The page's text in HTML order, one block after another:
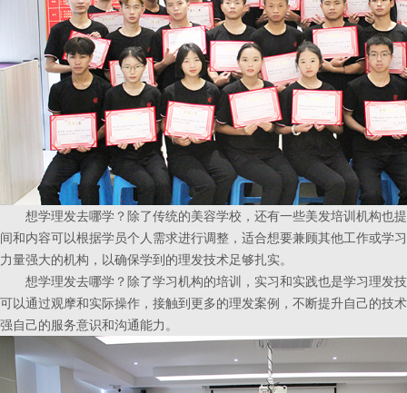
想学理发去哪学？除了传统的美容学校，还有一些美发培训机构也
间和内容可以根据学员个人需求进行调整，适合想要兼顾其他工作或学
力量强大的机构，以确保学到的理发技术足够扎实。
想学理发去哪学？除了学习机构的培训，实习和实践也是学习理发
可以通过观摩和实际操作，接触到更多的理发案例，不断提升自己的技
强自己的服务意识和沟通能力。